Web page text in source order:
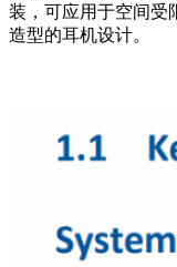
装，可应用于空间受
造型的耳机设计。